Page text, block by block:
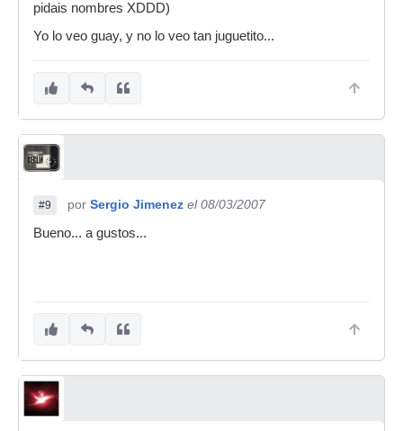
pidais nombres XDDD)
Yo lo veo guay, y no lo veo tan juguetito...
#9 por Sergio Jimenez el 08/03/2007
Bueno... a gustos...